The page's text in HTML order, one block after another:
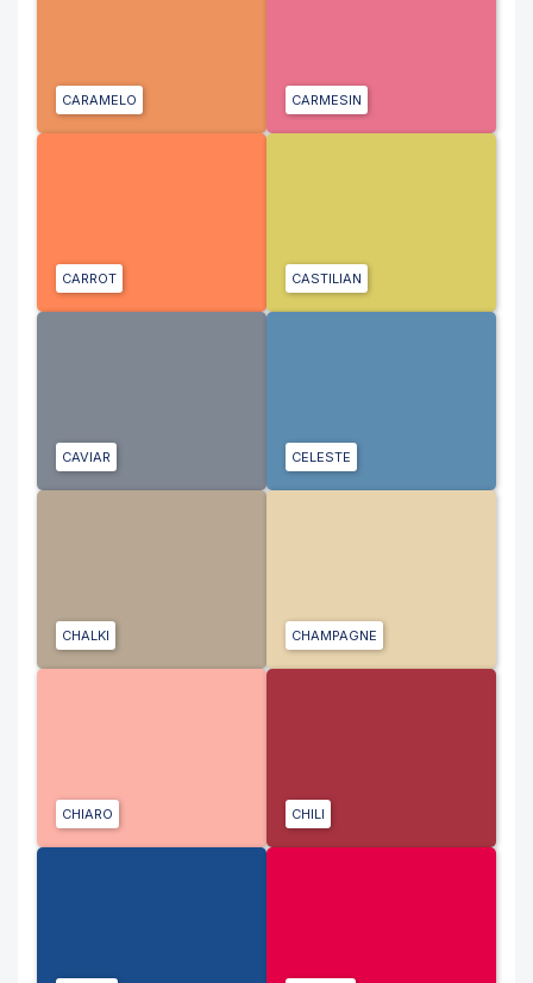
CARAMELO CARMESIN
CARROT CASTILIAN
CAVIAR CELESTE
CHALKI CHAMPAGNE
CHIARO CHILI